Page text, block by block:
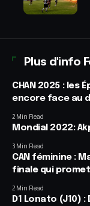
Plus d'info
CHAN 2025 : les
encore face au
2 Min Read
Mondial 2022:
3 Min Read
CAN féminine :
finale qui promet
2 Min Read
D1 Lonato (J10)